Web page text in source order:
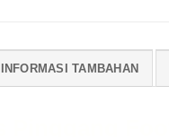
INFORMASI TAMBAHAN